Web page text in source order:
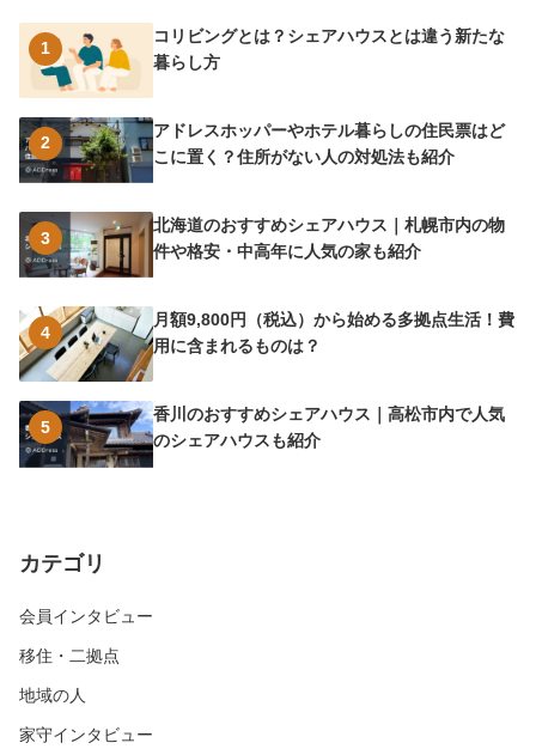
1
コリビングとは？シェアハウスとは違う新たな
暮らし方
2
アドレスホッパーやホテル暮らしの住民票はど
こに置く？住所がない人の対処法も紹介
3
北海道のおすすめシェアハウス｜札幌市内の物
件や格安・中高年に人気の家も紹介
4
月額9,800円（税込）から始める多拠点生活！費
用に含まれるものは？
5
香川のおすすめシェアハウス｜高松市内で人気
のシェアハウスも紹介
カテゴリ
会員インタビュー
移住・二拠点
地域の人
家守インタビュー